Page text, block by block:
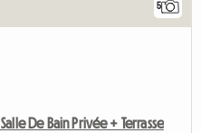
5
De Bain Privée + Terrasse